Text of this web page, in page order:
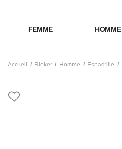
FEMME HOMME
Accueil Rieker Homme Espadrille